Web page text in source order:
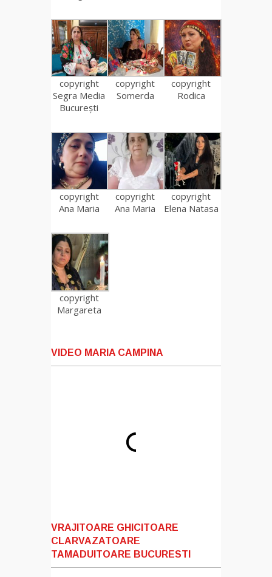
copyright
Segra Media
București
copyright
Somerda
copyright
Rodica
copyright
Ana Maria
copyright
Ana Maria
copyright
Elena Natasa
copyright
Margareta
VIDEO MARIA CAMPINA
VRAJITOARE GHICITOARE
CLARVAZATOARE
TAMADUITOARE BUCURESTI